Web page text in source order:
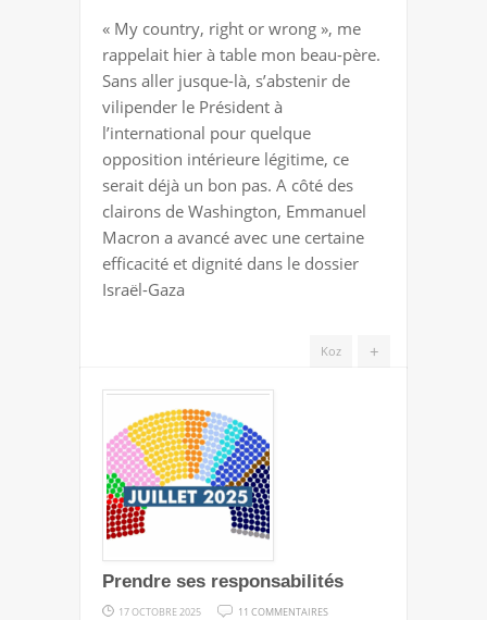
OU
SERVIR
« My country, right or wrong », me
rappelait hier à table mon beau-père.
Sans aller jusque-là, s’abstenir de
vilipender le Président à
l’international pour quelque
opposition intérieure légitime, ce
serait déjà un bon pas. A côté des
clairons de Washington, Emmanuel
Macron a avancé avec une certaine
efficacité et dignité dans le dossier
Israël-Gaza
+
Koz
Prendre ses responsabilités
17 OCTOBRE 2025 11 COMMENTAIRES